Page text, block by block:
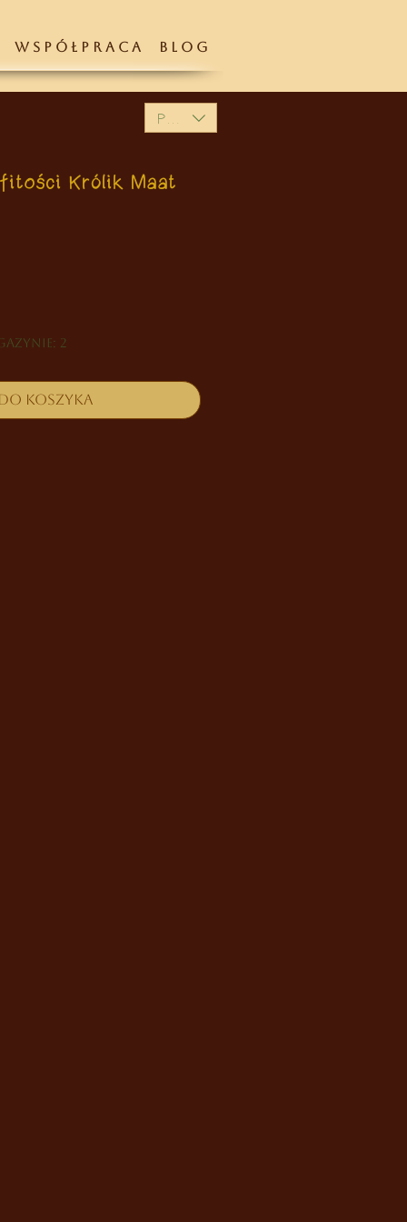
W S P Ó Ł P R A C A B L O G
PLN (zł)
Królik Maat
2
koszyka